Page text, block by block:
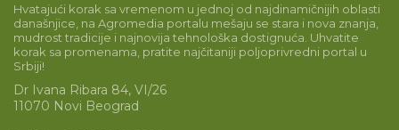
Hvatajući korak sa vremenom u jednoj od najdinamičnijih oblasti
današnjice, na Agromedia portalu mešaju se stara i nova znanja,
mudrost tradicije i najnovija tehnološka dostignuća. Uhvatite
korak sa promenama, pratite najčitaniji poljoprivredni portal u
Srbiji!
Dr Ivana Ribara 84, VI/26
11070 Novi Beograd